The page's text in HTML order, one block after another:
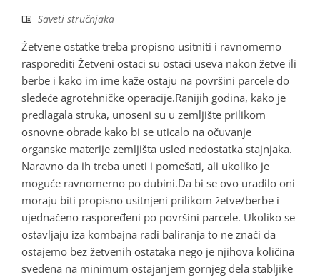
Saveti stručnjaka
Žetvene ostatke treba propisno usitniti i ravnomerno
rasporediti Žetveni ostaci su ostaci useva nakon žetve ili
berbe i kako im ime kaže ostaju na površini parcele do
sledeće agrotehničke operacije.Ranijih godina, kako je
predlagala struka, unoseni su u zemljište prilikom
osnovne obrade kako bi se uticalo na očuvanje
organske materije zemljišta usled nedostatka stajnjaka.
Naravno da ih treba uneti i pomešati, ali ukoliko je
moguće ravnomerno po dubini.Da bi se ovo uradilo oni
moraju biti propisno usitnjeni prilikom žetve/berbe i
ujednačeno raspoređeni po površini parcele. Ukoliko se
ostavljaju iza kombajna radi baliranja to ne znači da
ostajemo bez žetvenih ostataka nego je njihova količina
svedena na minimum ostajanjem gornjeg dela stabljike